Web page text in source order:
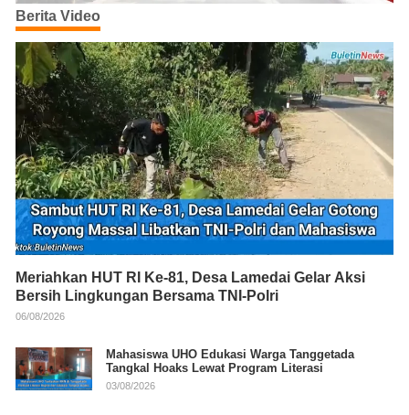
Berita Video
Meriahkan HUT RI Ke-81, Desa Lamedai Gelar Aksi
Bersih Lingkungan Bersama TNI-Polri
06/08/2026
Mahasiswa UHO Edukasi Warga Tanggetada
Tangkal Hoaks Lewat Program Literasi
03/08/2026